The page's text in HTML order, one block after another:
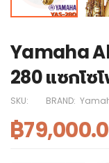
Yamaha
280 แซกโซ
SKU: BRAND:
฿